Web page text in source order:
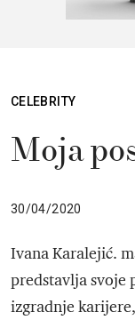
CELEBRITY
Moja
30/04/2020
Ivana Karalejić.
predstavlja svoje
izgradnje karijere,